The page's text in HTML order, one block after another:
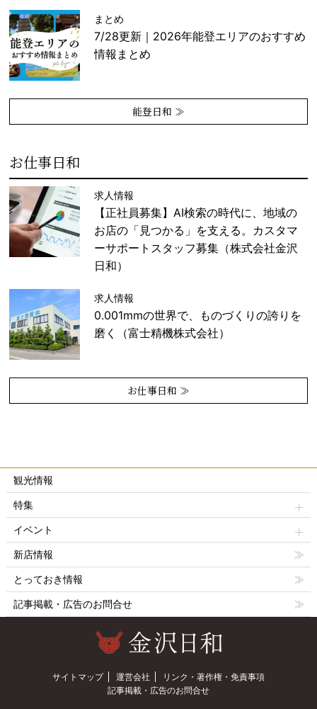
まとめ
7/28更新｜2026年能登エリアのおすすめ
情報まとめ
能登日和 ≫
お仕事日和
求人情報
【正社員募集】AI検索の時代に、地域の
お店の「見つかる」を支える。カスタマ
ーサポートスタッフ募集（株式会社金沢
日和）
求人情報
0.001mmの世界で、ものづくりの誇りを
磨く（富士精機株式会社）
お仕事日和 ≫
観光情報
特集
イベント
新店情報
とっておき情報
記事掲載・広告のお問合せ
サイトマップ 運営会社
リンク・著作権・免責事項
記事掲載・広告のお問合せ